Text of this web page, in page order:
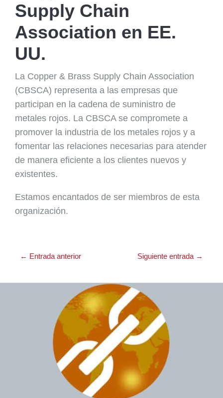
Supply Chain
Association en EE.
UU.
La Copper & Brass Supply Chain Association
(CBSCA) representa a las empresas que
participan en la cadena de suministro de
metales rojos. La CBSCA se compromete a
promover la industria de los metales rojos y a
fomentar las relaciones necesarias para atender
de manera eficiente a los clientes nuevos y
existentes.
Estamos encantados de ser miembros de esta
organización.
← Entrada anterior Siguiente entrada →